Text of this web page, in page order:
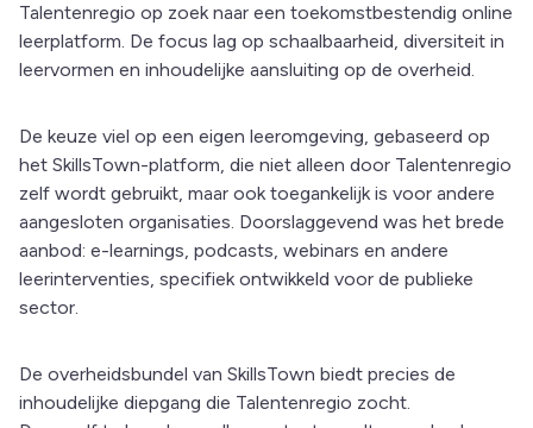
Talentenregio op zoek naar een toekomstbestendig online
leerplatform. De focus lag op schaalbaarheid, diversiteit in
leervormen en inhoudelijke aansluiting op de overheid.
De keuze viel op een eigen leeromgeving, gebaseerd op
het SkillsTown-platform, die niet alleen door Talentenregio
zelf wordt gebruikt, maar ook toegankelijk is voor andere
aangesloten organisaties. Doorslaggevend was het brede
aanbod: e-learnings, podcasts, webinars en andere
leerinterventies, specifiek ontwikkeld voor de publieke
sector.
De overheidsbundel van SkillsTown biedt precies de
inhoudelijke diepgang die Talentenregio zocht.